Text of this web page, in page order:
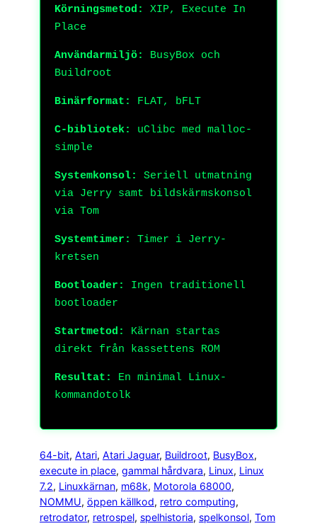
Körningsmetod:
XIP, Execute In
Place
Användarmiljö:
BusyBox och
Buildroot
Binärformat: FLAT, bFLT
C-bibliotek:
uClibc med malloc-
simple
Systemkonsol:
Seriell utmatning
via Jerry samt bildskärmskonsol
via Tom
Systemtimer:
Timer i Jerry-
kretsen
Bootloader:
Ingen traditionell
bootloader
Startmetod:
Kärnan startas
direkt från kassettens ROM
Resultat:
En minimal Linux-
kommandotolk
64-bit, Atari, Atari Jaguar, Buildroot, BusyBox
execute in place, gammal hårdvara, Linux, Linux
7.2, Linuxkärnan, m68k, Motorola 68000
NOMMU, öppen källkod, retro computing
retrodator, retrospel, spelhistoria, spelkonsol, Tom